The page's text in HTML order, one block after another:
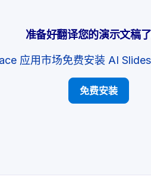
准备好翻译您的演示文稿了
应用市场免费安装 AI
免费安装